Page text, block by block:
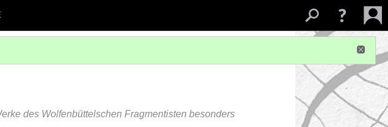
des Wolfenbüttelschen Fragmentisten besonders